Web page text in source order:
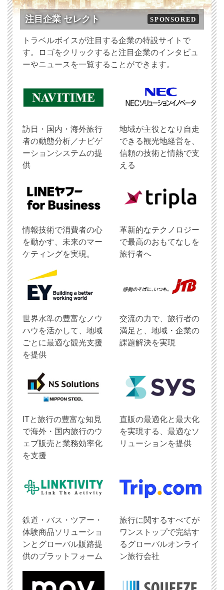
注目企業 セレクト SPONSORED
トラベルボイスが注目する企業の特設サイトで
す。ロゴをクリックすると注目企業のインタビュ
ーやニュースを一覧することができます。
訪日・国内・海外旅行
者の動態分析／ナビゲ
ーションシステムの提
供
地域が主役となり自走
できる観光地経営を、
信頼の技術と情熱で支
える
情報技術で消費者の心
を動かす、未来のマー
ケティングを実現。
革新的なテクノロジー
で最高のおもてなしを
旅行者へ
世界水準の豊富なノウ
ハウを活かして、地域
ごとに最適な観光支援
を提供
交流の力で、旅行者の
満足と、地域・企業の
課題解決を実現
ITと旅行の豊富な知見
で海外・国内旅行のウ
ェブ販売と業務効率化
を支援
直販の最適化と最大化
を実現する、最適なソ
リューションを提供
鉄道・バス・ツアー・
体験商品ソリューショ
ンとグローバル販路提
供のプラットフォーム
旅行に関するすべてが
ワンストップで完結す
るグローバルオンライ
ン旅行会社